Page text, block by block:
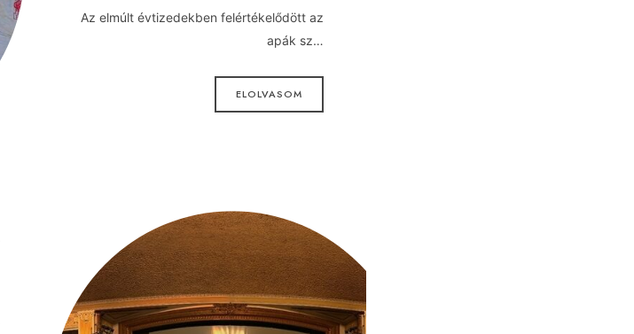
Az elmúlt évtizedekben felértékelődött az
apák sz…
ELOLVASOM